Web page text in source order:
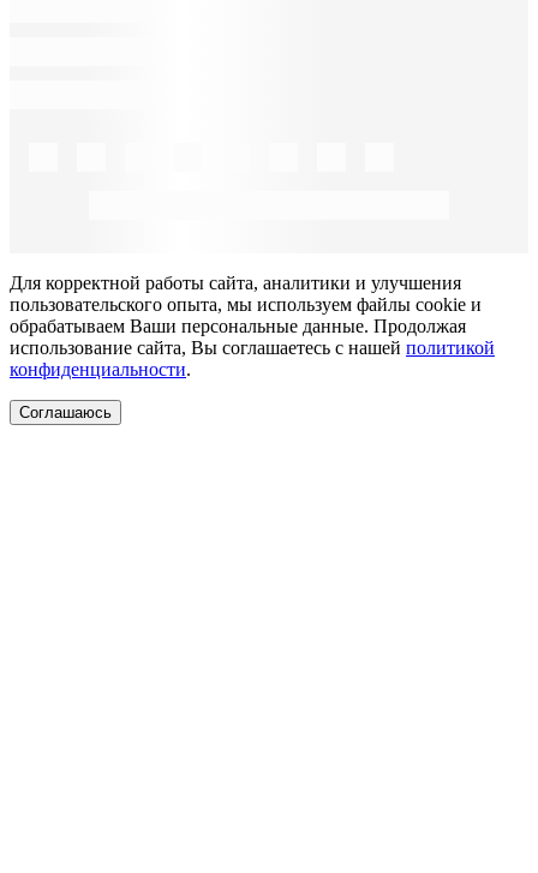
Для корректной работы сайта, аналитики и улучшения
пользовательского опыта, мы используем файлы cookie и
обрабатываем Ваши персональные данные. Продолжая
использование сайта, Вы соглашаетесь с нашей политикой
конфиденциальности.
Соглашаюсь